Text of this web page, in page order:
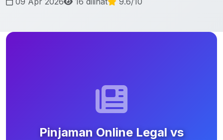
Pinjaman Online Legal vs